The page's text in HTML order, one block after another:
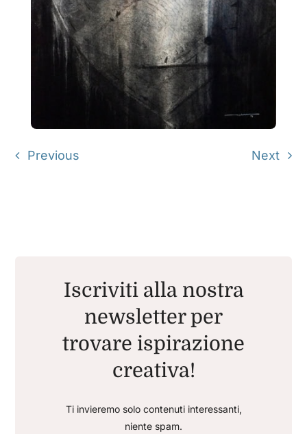
Previous Next
Iscriviti alla nostra
newsletter per
trovare ispirazione
creativa!
Ti invieremo solo contenuti interessanti,
niente spam.